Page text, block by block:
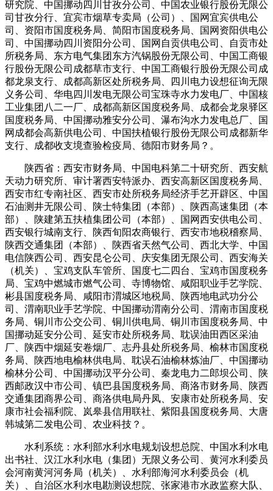
研究院、中国挪动四川甘孜分公司、中国农业银行股份无限公
司甘孜分行、宜宾市烟草专卖局（公司）、国网宜宾供电公
司、资阳市国度税务局、简阳市国度税务局、国网资阳供电公
司、中国挪动四川资阳分公司、国网自贡供电公司、自贡市处
所税务局、东方电气集团东方汽锅股份无限公司、中国工商银
行股份无限公司成都草市支行、中国工商银行股份无限公司成
都龙泉支行、成都高新区处所税务局、四川电力设想征询无限
义务公司、华电四川发电无限公司宝珠寺水力发电厂、中国核
工业集团八二一厂、成都高新区国度税务局、成都会龙泉驿区
国度税务局、中国挪动雅安分公司、瀑布沟水力发电总厂、国
网成都会高新供电公司、中国扶植银行股份无限公司成都新华
支行、成都收支境查验检疫局、德阳市财务局？。
陕西省：西安市财务局、中国电科第二十研究所、西安航
天动力研究所、审计署西安特派办、西安高新区国度税务局、
西安市红专南社区、西安市处所税务局经济手艺开辟区、中国
石油测井无限公司、陕士特集团（本部）、陕西高速集团（本
部）、陕建第五扶植集团公司（本部）、国网西安供电公司、
西安银行城南支行、陕西旬阳农商银行、西安市地税稽察局、
陕西交通集团（本部）、陕西省天然气公司、西北大学、中国
电信陕西公司、西安昆仑公司、庆安集团无限公司、西安海关
（机关）、宝鸡支队车管所、国度七二四台、宝鸡市国度税务
局、宝鸡中燃城市燃气公司、寺博物馆、咸阳职业手艺学院、
彬县国度税务局、咸阳市渭城区地税局、陕西地电武功分公
司、渭南职业手艺学院、中国挪动渭南分公司、渭南市国度税
务局、铜川市公交公司、铜川供电局、铜川市国度税务局、中
国挪动延安分公司、延安市处所税务局、耽误油田西区采油
厂、陕西中烟延安卷烟厂、志丹县处所税务局、榆林市国度税
务局、陕西地电榆林供电局、耽误石油榆林炼油厂、中国挪动
榆林分公司、中国挪动汉平分公司、秦龙电力二郎坝公司、陕
西邮政汉中市公司、镇巴县国度税务局、商洛市财务局、陕西
交通集团商界公司、商洛供电局丹凤、安康市处所税务局、安
康市社会福利院、岚皋县信用联社、紫阳县国度税务局、大唐
韩城第二发电公司、农业科技？。
水利系统：水利部水利水电规划设想总院、中国水利水电
出书社、汉江水利水电（集团）无限义务公司、黄河水利委员
会河南黄河河务局（机关）、水利部海河水利委员会（机
关）、自治区水利水电勘测设想院、张家港市水政监察大队、